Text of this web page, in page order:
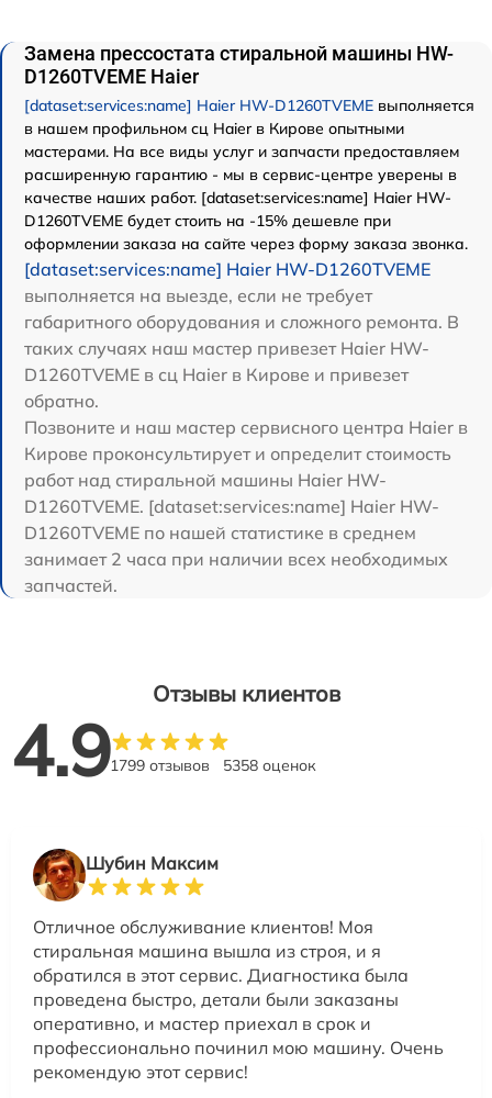
Замена прессостата стиральной машины HW-
D1260TVEME Haier
[dataset:services:name] Haier HW-D1260TVEME выполняется
в нашем профильном сц Haier в Кирове опытными
мастерами. На все виды услуг и запчасти предоставляем
расширенную гарантию - мы в сервис-центре уверены в
качестве наших работ. [dataset:services:name] Haier HW-
D1260TVEME будет стоить на -15% дешевле при
оформлении заказа на сайте через форму заказа звонка.
[dataset:services:name] Haier HW-D1260TVEME
выполняется на выезде, если не требует
габаритного оборудования и сложного ремонта. В
таких случаях наш мастер привезет Haier HW-
D1260TVEME в сц Haier в Кирове и привезет
обратно.
Позвоните и наш мастер сервисного центра Haier в
Кирове проконсультирует и определит стоимость
работ над стиральной машины Haier HW-
D1260TVEME. [dataset:services:name] Haier HW-
D1260TVEME по нашей статистике в среднем
занимает 2 часа при наличии всех необходимых
запчастей.
Отзывы клиентов
4.91799 отзывов 5358 оценок
Шубин Максим
Отличное обслуживание клиентов! Моя
стиральная машина вышла из строя, и я
обратился в этот сервис. Диагностика была
проведена быстро, детали были заказаны
оперативно, и мастер приехал в срок и
профессионально починил мою машину. Очень
рекомендую этот сервис!